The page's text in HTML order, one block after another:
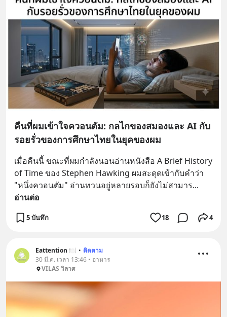
คืนที่ผมเข้าใจควอนตัม: กลไกของสมองและ AI กับ
รอยรั่วของการศึกษาไทยในยุคของผม
เมื่อคืนนี้ ขณะที่ผมกำลังนอนอ่านหนังสือ A Brief History
of Time ของ Stephen Hawking ผมสะดุดเข้ากับคำว่า
"หนึ่งควอนตัม" อ่านทวนอยู่หลายรอบก็ยังไม่สามาร
อ่านต่อ
5 บันทึก 18 4
Eattention 🍽 • ติดตาม
30 มี.ค. เวลา 13:46 • อาหาร
VILAS วิลาศ